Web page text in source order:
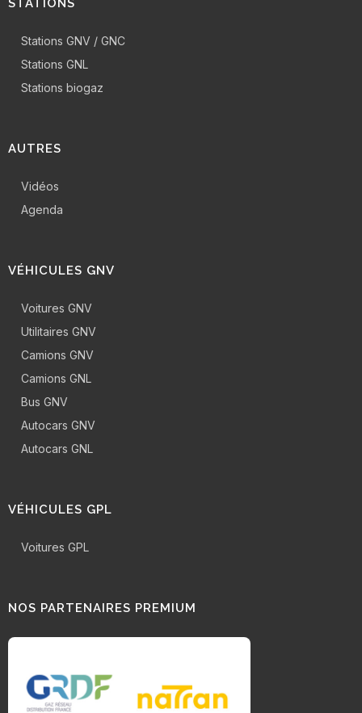
STATIONS
Stations GNV / GNC
Stations GNL
Stations biogaz
AUTRES
Vidéos
Agenda
VÉHICULES GNV
Voitures GNV
Utilitaires GNV
Camions GNV
Camions GNL
Bus GNV
Autocars GNV
Autocars GNL
VÉHICULES GPL
Voitures GPL
NOS PARTENAIRES PREMIUM